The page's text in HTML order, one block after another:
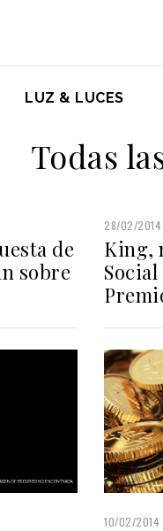
LUZ & LUCES
Todas
de
sobre
28/02/2014
King,
10/02/2014